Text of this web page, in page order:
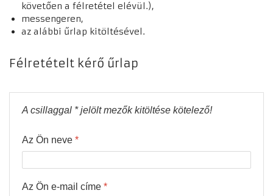
követően a félretétel elévül.),
messengeren,
az alábbi űrlap kitöltésével.
Félretételt kérő űrlap
A csillaggal * jelölt mezők kitöltése kötelező!
Az Ön neve *
Az Ön e-mail címe *